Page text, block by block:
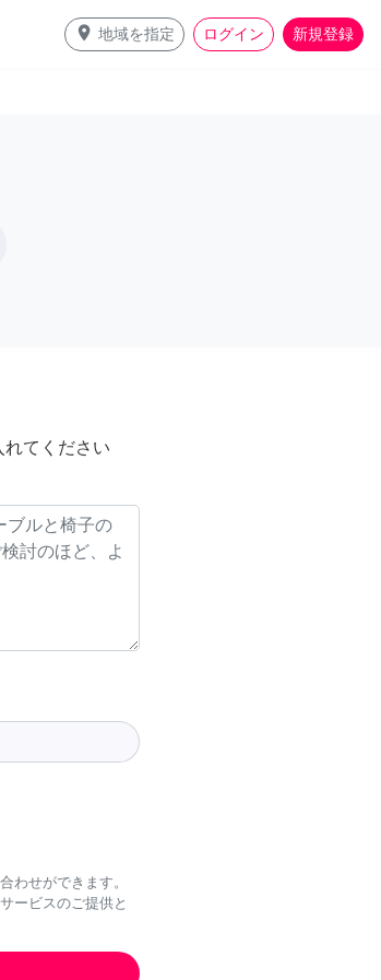
place 地域を指定 ログイン 新規登録
てください
わせができます。
ービスのご提供と